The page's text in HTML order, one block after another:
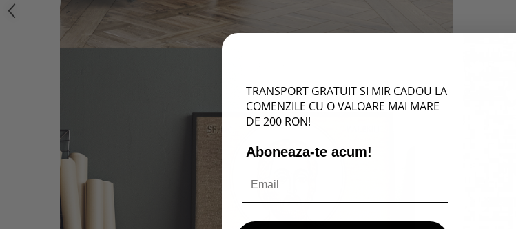
TRANSPORT GRATUIT SI MIR CADOU LA
COMENZILE CU O VALOARE MAI MARE
DE 200 RON!
Aboneaza-te acum!